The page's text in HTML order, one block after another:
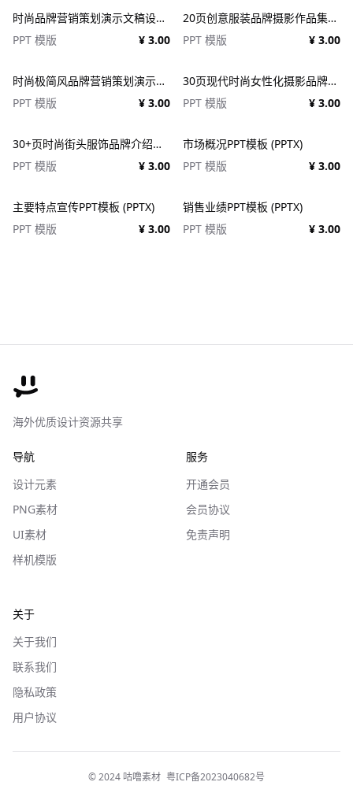
时尚品牌营销策划演示文稿设计ppt模板 Fashion Presentation PowerPoint Template
PPT 模版
¥ 3.00
20页创意服装品牌摄影作品集简历公司介绍图文排版设计PPT幻灯片模板 Creative Brief PowerPoint Template
PPT 模版
¥ 3.00
时尚极简风品牌营销策划演示文稿设计ppt模版 Assent Brand Strategy Template
PPT 模版
¥ 3.00
30页现代时尚女性化摄影品牌设计作品集项目策划演示文稿PPT模板 Modateka – Brand Kit Powerpoint
PPT 模版
¥ 3.00
30+页时尚街头服饰品牌介绍营销作品集图文排版演示文稿设计PPT/Keynote模板
PPT 模版
¥ 3.00
市场概况PPT模板 (PPTX)
PPT 模版
¥ 3.00
主要特点宣传PPT模板 (PPTX)
PPT 模版
¥ 3.00
销售业绩PPT模板 (PPTX)
PPT 模版
¥ 3.00
海外优质设计资源共享
导航
设计元素
PNG素材
UI素材
样机模版
服务
开通会员
会员协议
免责声明
关于
关于我们
联系我们
隐私政策
用户协议
© 2024 咕噜素材 粤ICP备2023040682号